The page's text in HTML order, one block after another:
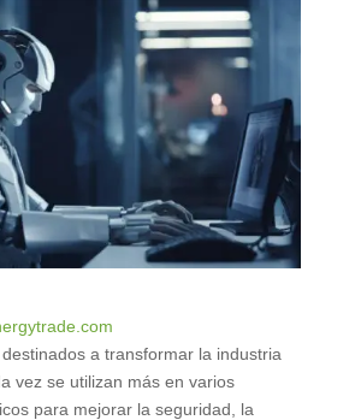
a transformar la industria
vez se utilizan más en varios
para mejorar la seguridad, la